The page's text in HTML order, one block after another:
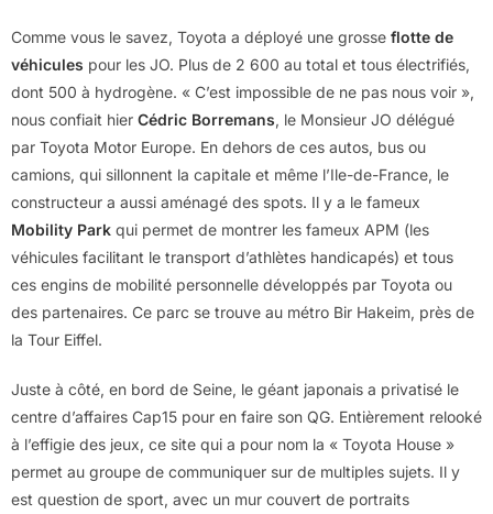
Comme vous le savez, Toyota a déployé une grosse flotte de
véhicules pour les JO. Plus de 2 600 au total et tous électrifiés,
dont 500 à hydrogène. « C’est impossible de ne pas nous voir »,
nous confiait hier Cédric Borremans, le Monsieur JO délégué
par Toyota Motor Europe. En dehors de ces autos, bus ou
camions, qui sillonnent la capitale et même l’Ile-de-France, le
constructeur a aussi aménagé des spots. Il y a le fameux
Mobility Park qui permet de montrer les fameux APM (les
véhicules facilitant le transport d’athlètes handicapés) et tous
ces engins de mobilité personnelle développés par Toyota ou
des partenaires. Ce parc se trouve au métro Bir Hakeim, près de
la Tour Eiffel.
Juste à côté, en bord de Seine, le géant japonais a privatisé le
centre d’affaires Cap15 pour en faire son QG. Entièrement relooké
à l’effigie des jeux, ce site qui a pour nom la « Toyota House »
permet au groupe de communiquer sur de multiples sujets. Il y
est question de sport, avec un mur couvert de portraits